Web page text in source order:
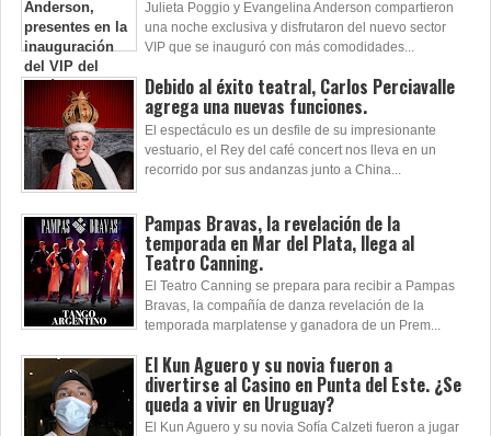
Julieta Poggio y Evangelina Anderson compartieron
una noche exclusiva y disfrutaron del nuevo sector
VIP que se inauguró con más comodidades...
Debido al éxito teatral, Carlos Perciavalle
agrega una nuevas funciones.
El espectáculo es un desfile de su impresionante
vestuario, el Rey del café concert nos lleva en un
recorrido por sus andanzas junto a China...
Pampas Bravas, la revelación de la
temporada en Mar del Plata, llega al
Teatro Canning.
El Teatro Canning se prepara para recibir a Pampas
Bravas, la compañía de danza revelación de la
temporada marplatense y ganadora de un Prem...
El Kun Aguero y su novia fueron a
divertirse al Casino en Punta del Este. ¿Se
queda a vivir en Uruguay?
El Kun Aguero y su novia Sofía Calzeti fueron a jugar